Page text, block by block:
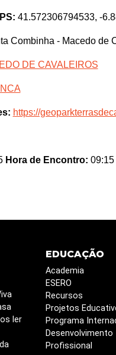
41.572306794533, -
Combinha - Macedo de
DE CAVALEIROS
https://
Hora de Encontro: 09:15
ler
EDUCAÇÃO
Academia
ESERO
Recursos
Projetos
Programa
Desenvolvimento
Profissional